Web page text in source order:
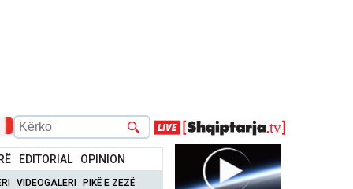
EDITORIAL OPINION
VIDEOGALERI PIKË E ZEZË